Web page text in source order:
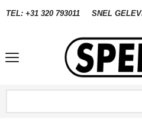
TEL: +31 320 793011 SNEL